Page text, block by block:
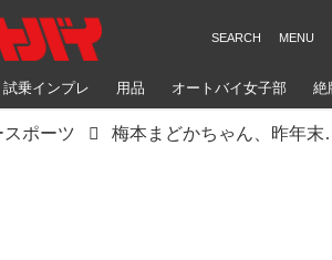
試乗インプレ 用品 オートバイ女子部 絶
スポーツ 梅本まどかちゃ